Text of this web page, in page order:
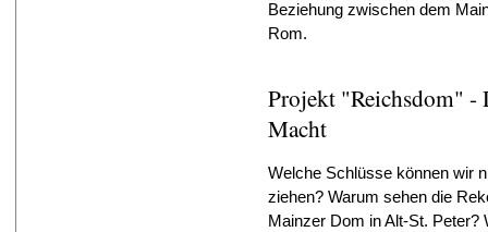
Beziehung zwischen dem
Rom.
Projekt "Reichsdom" -
Macht
Welche Schlüsse können wir
ziehen? Warum sehen die
Mainzer Dom in Alt-St. Peter?